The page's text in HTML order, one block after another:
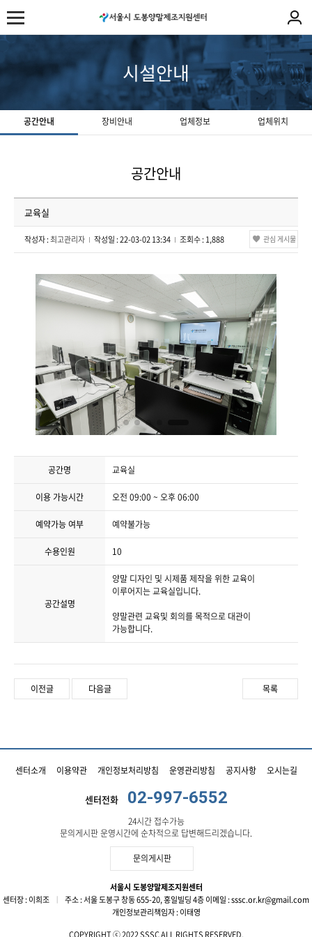
시설안내
공간안내 장비안내 업체정보 업체위치
공간안내
교육실
작성자 :최고관리자 작성일 : 22-03-02 13:34 조회수 : 1,888 관심 게시물
공간명 교육실
이용 가능시간 오전 09:00 ~ 오후 06:00
예약가능 여부 예약불가능
수용인원 10
공간설명
양말 디자인 및 시제품 제작을 위한 교육이
이루어지는 교육실입니다.
양말관련 교육및 회의를 목적으로 대관이
가능합니다.
이전글 다음글 목록
센터소개 이용약관 개인정보처리방침 운영관리방침 공지사항 오시는길
센터전화 02-997-6552
문의게시판
24시간 접수가능
문의게시판 운영시간에 순차적으로 답변해드리겠습니다.
서울시 도봉양말제조지원센터
센터장 : 이희조
ㅣ 주소 : 서울 도봉구 창동 655-20, 홍일빌딩 4층이메일 : sssc.or.kr@gmail.com
개인정보관리책임자 : 이태영